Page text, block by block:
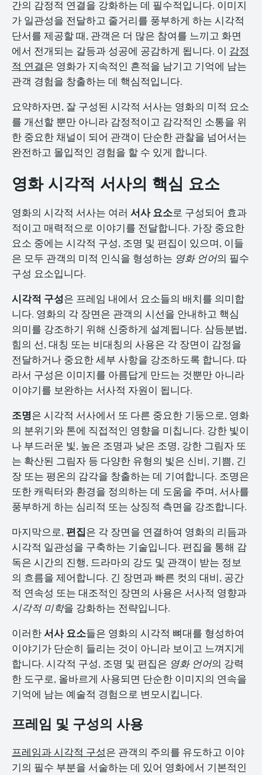
간의 감정적 연결을 강화하는 데 필수적입니다. 이미지
가 일관성을 전달하고 줄거리를 풍부하게 하는 시각적
단서를 제공할 때, 관객은 더 많은 참여를 느끼고 화면
에서 전개되는 갈등과 성공에 공감하게 됩니다. 이 감정
적 연결은 영화가 지속적인 흔적을 남기고 기억에 남는
관객 경험을 창출하는 데 핵심적입니다.
요약하자면, 잘 구성된 시각적 서사는 영화의 미적 요소
를 개선할 뿐만 아니라 감정적이고 감각적인 소통을 위
한 중요한 채널이 되어 관객이 단순한 관찰을 넘어서는
완전하고 몰입적인 경험을 할 수 있게 합니다.
영화 시각적 서사의 핵심 요소
영화의 시각적 서사는 여러 서사 요소로 구성되어 효과
적이고 매력적으로 이야기를 전달합니다. 가장 중요한
요소 중에는 시각적 구성, 조명 및 편집이 있으며, 이들
은 모두 관객의 미적 인식을 형성하는 영화 언어의 필수
구성 요소입니다.
시각적 구성은 프레임 내에서 요소들의 배치를 의미합
니다. 영화의 각 장면은 관객의 시선을 안내하고 핵심
의미를 강조하기 위해 신중하게 설계됩니다. 삼등분법,
힘의 선, 대칭 또는 비대칭의 사용은 각 장면이 감정을
전달하거나 중요한 세부 사항을 강조하도록 합니다. 따
라서 구성은 이미지를 아름답게 만드는 것뿐만 아니라
이야기를 보완하는 서사적 자원이 됩니다.
조명은 시각적 서사에서 또 다른 중요한 기둥으로, 영화
의 분위기와 톤에 직접적인 영향을 미칩니다. 강한 빛이
나 부드러운 빛, 높은 조명과 낮은 조명, 강한 그림자 또
는 확산된 그림자 등 다양한 유형의 빛은 신비, 기쁨, 긴
장 또는 평온의 감각을 창출하는 데 기여합니다. 조명은
또한 캐릭터와 환경을 정의하는 데 도움을 주며, 서사를
풍부하게 하는 심리적 또는 상징적 측면을 강조합니다.
마지막으로, 편집은 각 장면을 연결하여 영화의 리듬과
시각적 일관성을 구축하는 기술입니다. 편집을 통해 감
독은 시간의 진행, 드라마의 강도 및 관객이 받는 정보
의 흐름을 제어합니다. 긴 장면과 빠른 컷의 대비, 공간
적 연속성 또는 대조적인 장면의 사용은 서사적 영향과
시각적 미학을 강화하는 전략입니다.
이러한서사 요소들은 영화의 시각적 뼈대를 형성하여
이야기가 단순히 들리는 것이 아니라 보이고 느껴지게
합니다. 시각적 구성, 조명 및 편집은 영화 언어의 강력
한 도구로, 올바르게 사용되면 단순한 이미지의 연속을
기억에 남는 예술적 경험으로 변모시킵니다.
프레임 및 구성의 사용
프레임과 시각적 구성은 관객의 주의를 유도하고 이야
기의 필수 부분을 서술하는 데 있어 영화에서 기본적인